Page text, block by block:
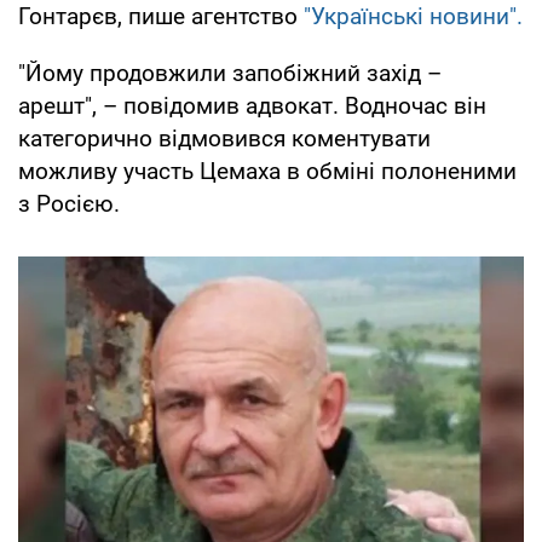
Гонтарєв, пише агентство "Українські новини".
"Йому продовжили запобіжний захід –
арешт", – повідомив адвокат. Водночас він
категорично відмовився коментувати
можливу участь Цемаха в обміні полоненими
з Росією.